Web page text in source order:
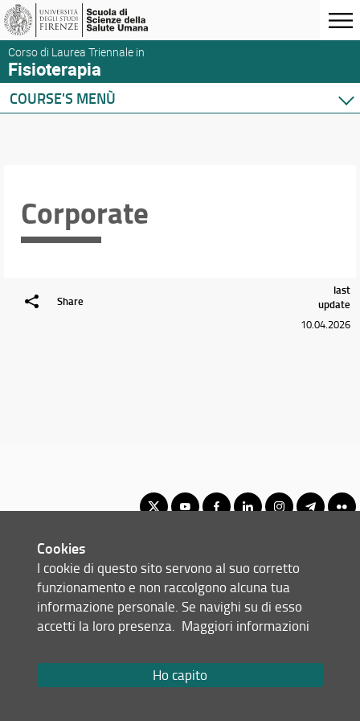
Corso di Laurea Triennale in
Fisioterapia
COURSE'S MENÙ
Corporate
Share
last
update
10.04.2026
© Copyright 2012-2026 Università degli Studi di Firenze UNIFI
P.IVA/Cod.Fis 01279680480
Largo Brambilla, 3 - 50134 Firenze (FI)
Email:scuola(AT)sc-saluteumana.unifi.it
Cookies
I cookie di questo sito servono al suo corretto
funzionamento e non raccolgono alcuna tua
informazione personale. Se navighi su di esso
accetti la loro presenza. Maggiori informazioni
Ho capito